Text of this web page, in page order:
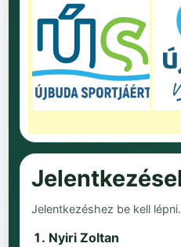
Jelentkezéshez be kell
Nyiri Zoltan